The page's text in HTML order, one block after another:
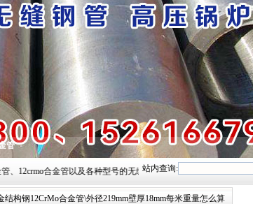
管
合金管以及各种型号的无缝钢管,常备材质：20#、35#
站内查询:
结构钢12CrMo合金管\外径219mm壁厚18mm每米重量怎么算